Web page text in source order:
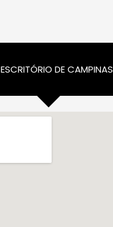
ESCRITÓRIO DE CAMPINAS